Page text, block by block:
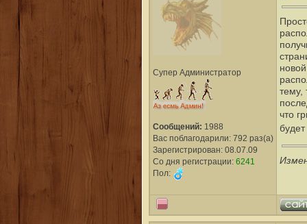
Супер Администратор
Сообщений: 1988
Вас поблагодарили: 792 раз(а)
Зарегистрирован: 08.07.09
Со дня регистрации: 6241
Пол:
тему,
что